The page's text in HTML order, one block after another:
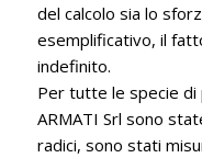
del calcolo sia lo
esemplificativo, il
indefinito.
Per tutte le specie di
ARMATI Srl sono
radici, sono stati